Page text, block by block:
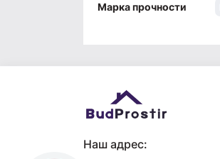
Марка прочности
Наш адрес: